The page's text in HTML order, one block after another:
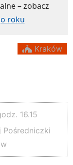
– zobacz
roku
Kraków
16.15
Pośredniczki